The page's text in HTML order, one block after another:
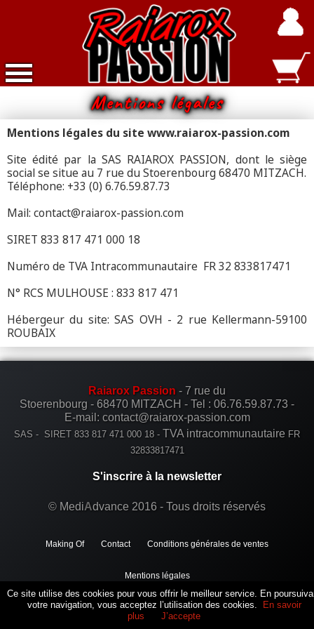
Nouveautés
Exclusivités
Raiarox
Objets
3D
Dépot
Divers
Contact
Mentions légales
Mentions légales du site www.raiarox-passion.com
Site édité par la SAS RAIAROX PASSION, dont le siège
social se situe au 7 rue du Stoerenbourg 68470 MITZACH.
Téléphone: +33 (0) 6.76.59.87.73
Mail: contact@raiarox-passion.com
SIRET 833 817 471 000 18
Numéro de TVA Intracommunautaire FR 32 833817471
N° RCS MULHOUSE : 833 817 471
Hébergeur du site: SAS OVH - 2 rue Kellermann-59100
ROUBAIX
Raiarox Passion - 7 rue du
Stoerenbourg - 68470 MITZACH - Tel : 06.76.59.87.73 -
E-mail: contact@raiarox-passion.com
SAS - SIRET 833 817 471 000 18 - TVA intracommunautaire FR
32833817471
S'inscrire à la newsletter
© MediAdvance 2016 - Tous droits réservés
Making Of Contact Conditions générales de ventes
Mentions légales
Ce site utilise des cookies pour vous offrir le meilleur service. En
votre navigation, vous acceptez l’utilisation des cookies.
En savoir
plus
J’accepte